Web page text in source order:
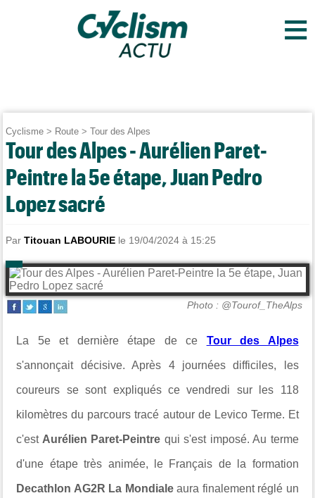
≡
Cyclisme > Route >Tour des Alpes
Tour des Alpes - Aurélien Paret-
Peintre la 5e étape, Juan Pedro
Lopez sacré
ParTitouan LABOURIE le 19/04/2024 à 15:25
Photo : @Tourof_TheAlps
La 5e et dernière étape de ce Tour des Alpes
s'annonçait décisive. Après 4 journées difficiles, les
coureurs se sont expliqués ce vendredi sur les 118
kilomètres du parcours tracé autour de Levico Terme. Et
c'estAurélien Paret-Peintre qui s'est imposé. Au terme
d'une étape très animée, le Français de la formation
Decathlon AG2R La Mondialeaura finalement réglé un